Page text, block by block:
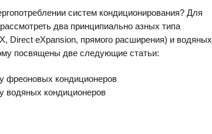
систем кондиционирования? Для
два принципиально азных типа
Direct eXpansion, прямого расширения) и водяных
посвящены две следующие статьи:
фреоновых кондиционеров
водяных кондиционеров